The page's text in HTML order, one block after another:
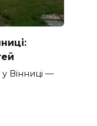
Вінниці —